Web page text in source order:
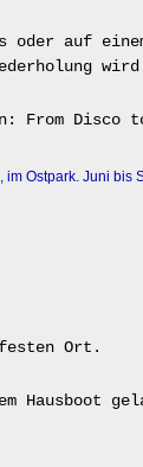
oder auf
From
im Ostpark. Juni bis
festen Ort.
Hausboot